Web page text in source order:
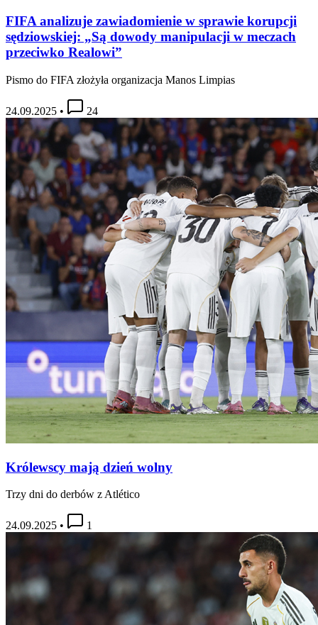
FIFA analizuje zawiadomienie w sprawie korupcji
sędziowskiej: „Są dowody manipulacji w meczach
przeciwko Realowi”
Pismo do FIFA złożyła organizacja Manos Limpias
24.09.2025 • 24
Królewscy mają dzień wolny
Trzy dni do derbów z Atlético
24.09.2025 • 1